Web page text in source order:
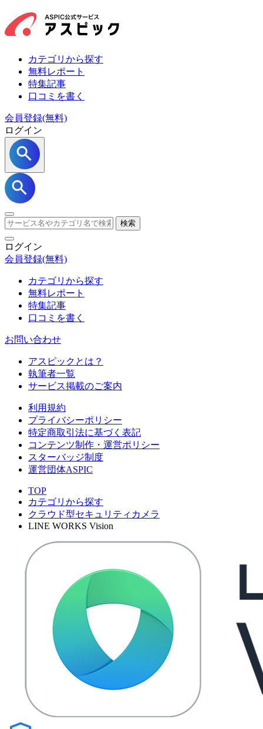
カテゴリから探す
無料レポート
特集記事
口コミを書く
会員登録(無料)
ログイン
検索
ログイン
会員登録(無料)
カテゴリから探す
無料レポート
特集記事
口コミを書く
お問い合わせ
アスピックとは？
執筆者一覧
サービス掲載のご案内
利用規約
プライバシーポリシー
特定商取引法に基づく表記
コンテンツ制作・運営ポリシー
スターバッジ制度
運営団体ASPIC
TOP
カテゴリから探す
クラウド型セキュリティカメラ
LINE WORKS Vision